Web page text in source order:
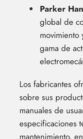
Parker
global de
gama de
Los fabricantes
sobre sus
manuales de
especificaciones
mantenimiento,